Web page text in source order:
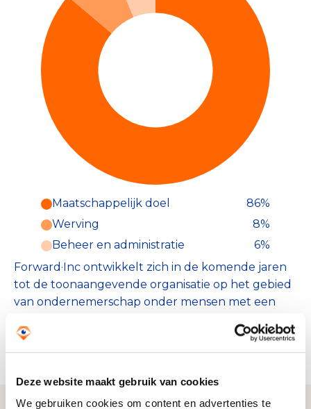
Deze website maakt gebruik van cookies
We gebruiken cookies om content en advertenties te
Maatschappelijk doel
86%
Werving
8%
Beheer en administratie
6%
Forward·Inc ontwikkelt zich in de komende jaren
tot de toonaangevende organisatie op het gebied
van ondernemerschap onder mensen met een
gratis ondernemerschapsonderwijs aan meer dan
1200 aspirant-ondernemers wereldwijd.